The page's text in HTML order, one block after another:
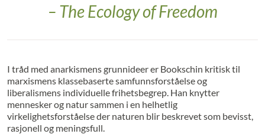
– The Ecology of Freedom
I tråd med anarkismens grunnideer er Bookschin kritisk til
marxismens klassebaserte samfunnsforståelse og
liberalismens individuelle frihetsbegrep. Han knytter
mennesker og natur sammen i en helhetlig
virkelighetsforståelse der naturen blir beskrevet som bevisst,
rasjonell og meningsfull.